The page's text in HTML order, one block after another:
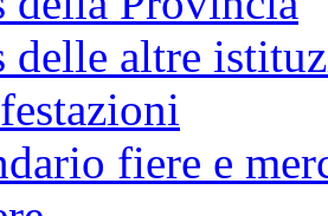
delle altre
fiere e